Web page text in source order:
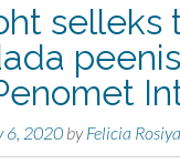
selleks
6, 2020 byFelicia